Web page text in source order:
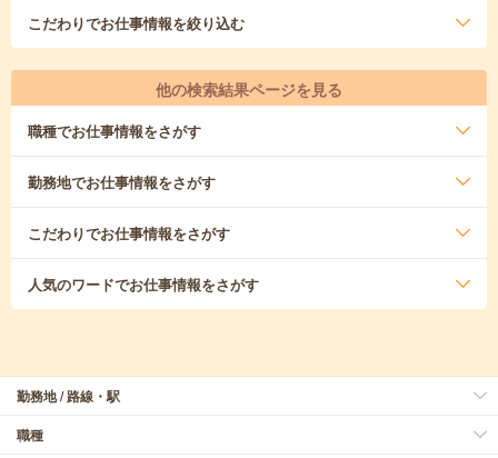
こだわりでお仕事情報を絞り込む
他の検索結果ページを見る
職種でお仕事情報をさがす
勤務地でお仕事情報をさがす
こだわりでお仕事情報をさがす
人気のワードでお仕事情報をさがす
勤務地 / 路線・駅
職種